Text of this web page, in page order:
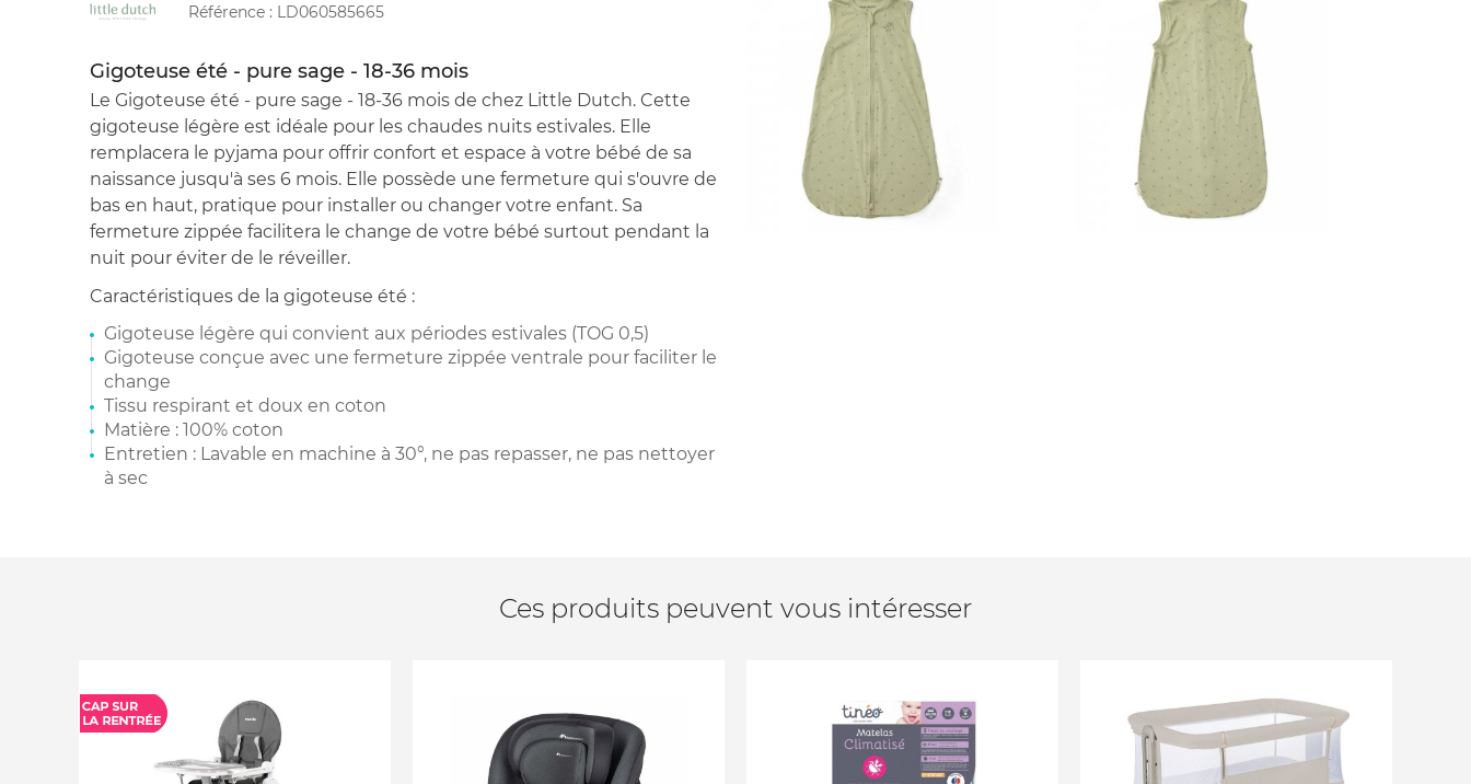
Référence : LD060585665
Gigoteuse été - pure sage - 18-36 mois
Le Gigoteuse été - pure sage - 18-36 mois de chez Little Dutch. Cette
gigoteuse légère est idéale pour les chaudes nuits estivales. Elle
remplacera le pyjama pour offrir confort et espace à votre bébé de sa
naissance jusqu'à ses 6 mois. Elle possède une fermeture qui s'ouvre de
bas en haut, pratique pour installer ou changer votre enfant. Sa
fermeture zippée facilitera le change de votre bébé surtout pendant la
nuit pour éviter de le réveiller.
Caractéristiques de la gigoteuse été :
Gigoteuse légère qui convient aux périodes estivales (TOG 0,5)
Gigoteuse conçue avec une fermeture zippée ventrale pour faciliter le
change
Tissu respirant et doux en coton
Matière : 100% coton
Entretien : Lavable en machine à 30°, ne pas repasser, ne pas nettoyer
à sec
Ces produits peuvent vous intéresser